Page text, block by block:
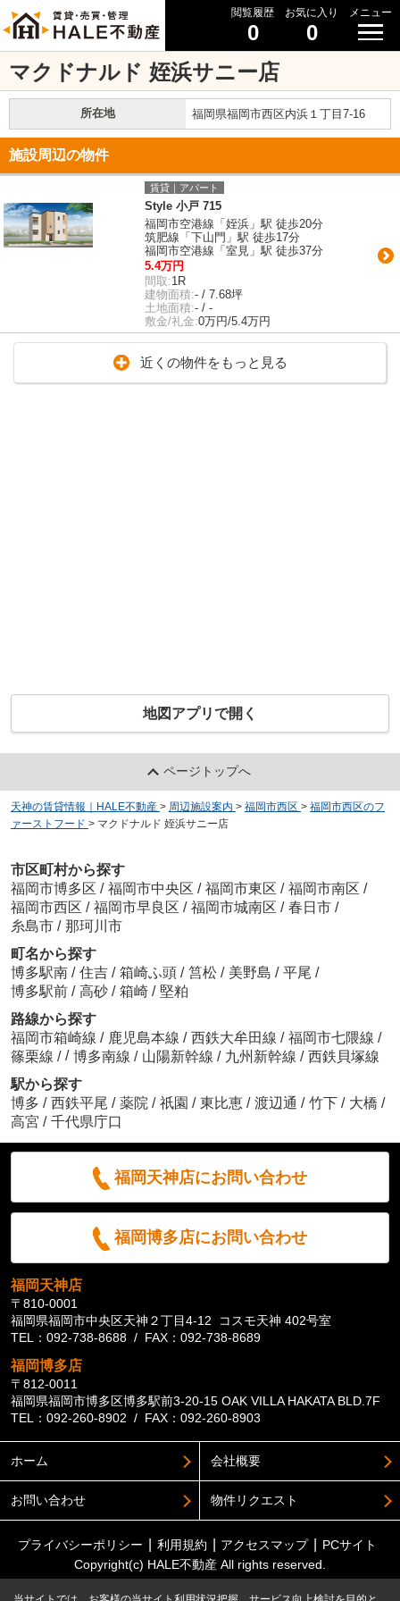
閲覧履歴
0
お気に入り
0
メニュー
マクドナルド 姪浜サニー店
所在地 福岡県福岡市西区内浜１丁目7-16
施設周辺の物件
賃貸｜アパート
Style 小戸 715
福岡市空港線「姪浜」駅 徒歩20分
筑肥線「下山門」駅 徒歩17分
福岡市空港線「室見」駅 徒歩37分
5.4万円
間取:1R
建物面積:- / 7.68坪
土地面積:- / -
敷金/礼金:0万円/5.4万円
近くの物件をもっと見る
地図アプリで開く
ページトップへ
天神の賃貸情報｜HALE不動産 > 周辺施設案内 > 福岡市西区 > 福岡市西区のフ
ァーストフード > マクドナルド 姪浜サニー店
市区町村から探す
福岡市博多区 / 福岡市中央区 / 福岡市東区 / 福岡市南区 /
福岡市西区 / 福岡市早良区 / 福岡市城南区 / 春日市 /
糸島市 / 那珂川市
町名から探す
博多駅南 / 住吉 / 箱崎ふ頭 / 筥松 / 美野島 / 平尾 /
博多駅前 / 高砂 / 箱崎 / 堅粕
路線から探す
福岡市箱崎線 / 鹿児島本線 / 西鉄大牟田線 / 福岡市七隈線 /
篠栗線 / / 博多南線 / 山陽新幹線 / 九州新幹線 / 西鉄貝塚線
駅から探す
博多 / 西鉄平尾 / 薬院 / 祇園 / 東比恵 / 渡辺通 / 竹下 / 大橋 /
高宮 / 千代県庁口
福岡天神店にお問い合わせ
福岡博多店にお問い合わせ
福岡天神店
〒810-0001
福岡県福岡市中央区天神２丁目4-12 コスモ天神 402号室
TEL：092-738-8688 / FAX：092-738-8689
福岡博多店
〒812-0011
福岡県福岡市博多区博多駅前3-20-15 OAK VILLA HAKATA BLD.7F
TEL：092-260-8902 / FAX：092-260-8903
ホーム 会社概要
お問い合わせ 物件リクエスト
プライバシーポリシー 利用規約 アクセスマップ
PCサイト
Copyright(c) HALE不動産 All rights reserved.